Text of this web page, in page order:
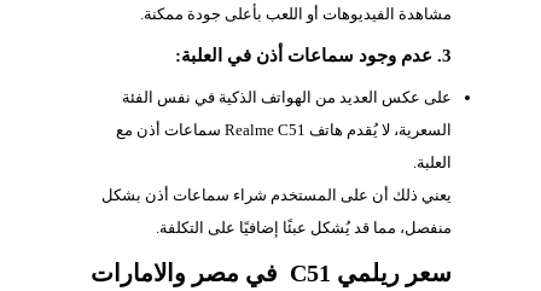
مشاهدة الفيديوهات أو اللعب بأعلى جودة ممكنة.
3. عدم وجود سماعات أذن في العلبة:
على عكس العديد من الهواتف الذكية في نفس الفئة
السعرية، لا يُقدم هاتف Realme C51 سماعات أذن مع
العلبة.
يعني ذلك أن على المستخدم شراء سماعات أذن بشكل
منفصل، مما قد يُشكل عبئًا إضافيًا على التكلفة.
سعر ريلمي C51 في مصر والامارات